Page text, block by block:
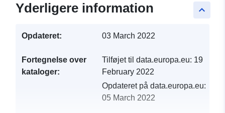
keyboard_arrow_up
Yderligere information
Opdateret: 03 March 2022
Fortegnelse over
kataloger:
Tilføjet til data.europa.eu: 19
February 2022
Opdateret på data.europa.eu:
05 March 2022